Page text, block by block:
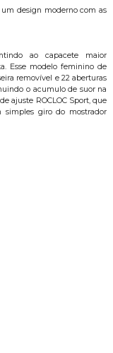
design moderno com as
ao capacete maior
Esse modelo feminino de
removível e 22 aberturas
o acumulo de suor na
ajuste ROCLOC Sport, que
simples giro do mostrador